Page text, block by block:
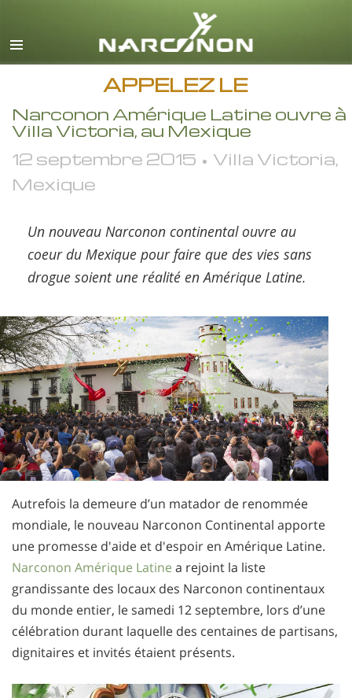
Anglais
Français
Toutes régions/langues
APPELEZ LE
Narconon Amérique Latine ouvre à
Villa Victoria, au Mexique
12 septembre 2015 • Villa Victoria,
Mexique
Un nouveau Narconon continental ouvre au
coeur du Mexique pour faire que des vies sans
drogue soient une réalité en Amérique Latine.
Autrefois la demeure d’un matador de renommée
mondiale, le nouveau Narconon Continental apporte
une promesse d'aide et d'espoir en Amérique Latine.
Narconon Amérique Latine a rejoint la liste
grandissante des locaux des Narconon continentaux
du monde entier, le samedi 12 septembre, lors d’une
célébration durant laquelle des centaines de partisans,
dignitaires et invités étaient présents.